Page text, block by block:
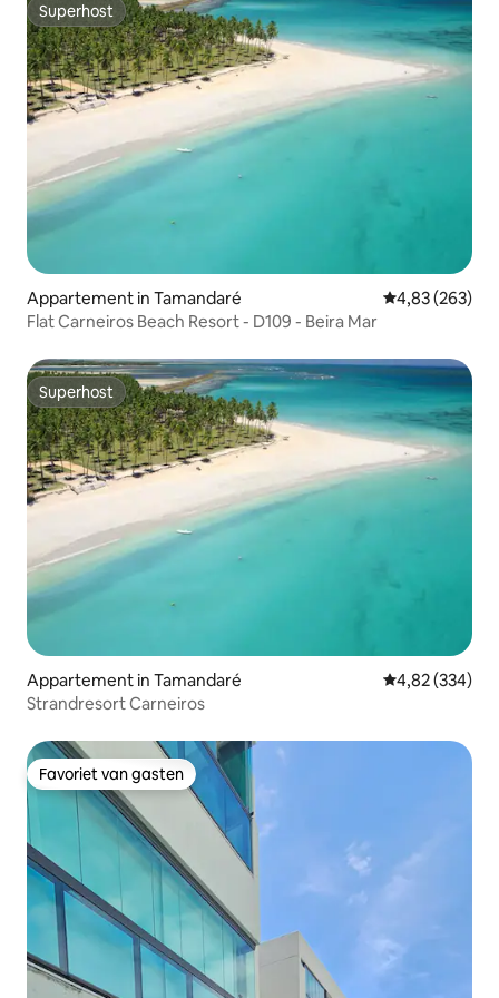
Superhost
Superhost
Appartement in Tamandaré Gemiddelde
4,83 (263)
Flat Carneiros Beach Resort - D109 - Beira Mar
Superhost
Superhost
Appartement in Tamandaré Gemiddelde
4,82 (334)
Strandresort Carneiros
Favoriet van gasten
Favoriet van gasten